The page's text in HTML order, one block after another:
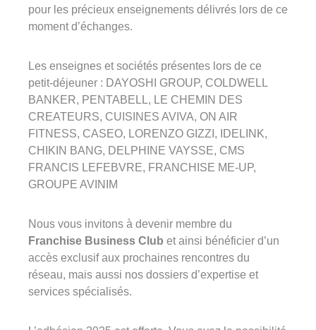
pour les précieux enseignements délivrés lors de ce
moment d’échanges.
Les enseignes et sociétés présentes lors de ce
petit-déjeuner : DAYOSHI GROUP, COLDWELL
BANKER, PENTABELL, LE CHEMIN DES
CREATEURS, CUISINES AVIVA, ON AIR
FITNESS, CASEO, LORENZO GIZZI, IDELINK,
CHIKIN BANG, DELPHINE VAYSSE, CMS
FRANCIS LEFEBVRE, FRANCHISE ME-UP,
GROUPE AVINIM
Nous vous invitons à devenir membre du
Franchise Business Club et ainsi bénéficier d’un
accès exclusif aux prochaines rencontres du
réseau, mais aussi nos dossiers d’expertise et
services spécialisés.